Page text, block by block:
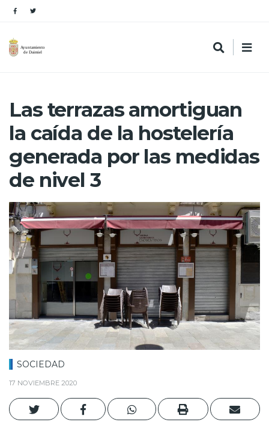
Las terrazas amortiguan
la caída de la hostelería
generada por las medidas
de nivel 3
SOCIEDAD
17 NOVIEMBRE 2020